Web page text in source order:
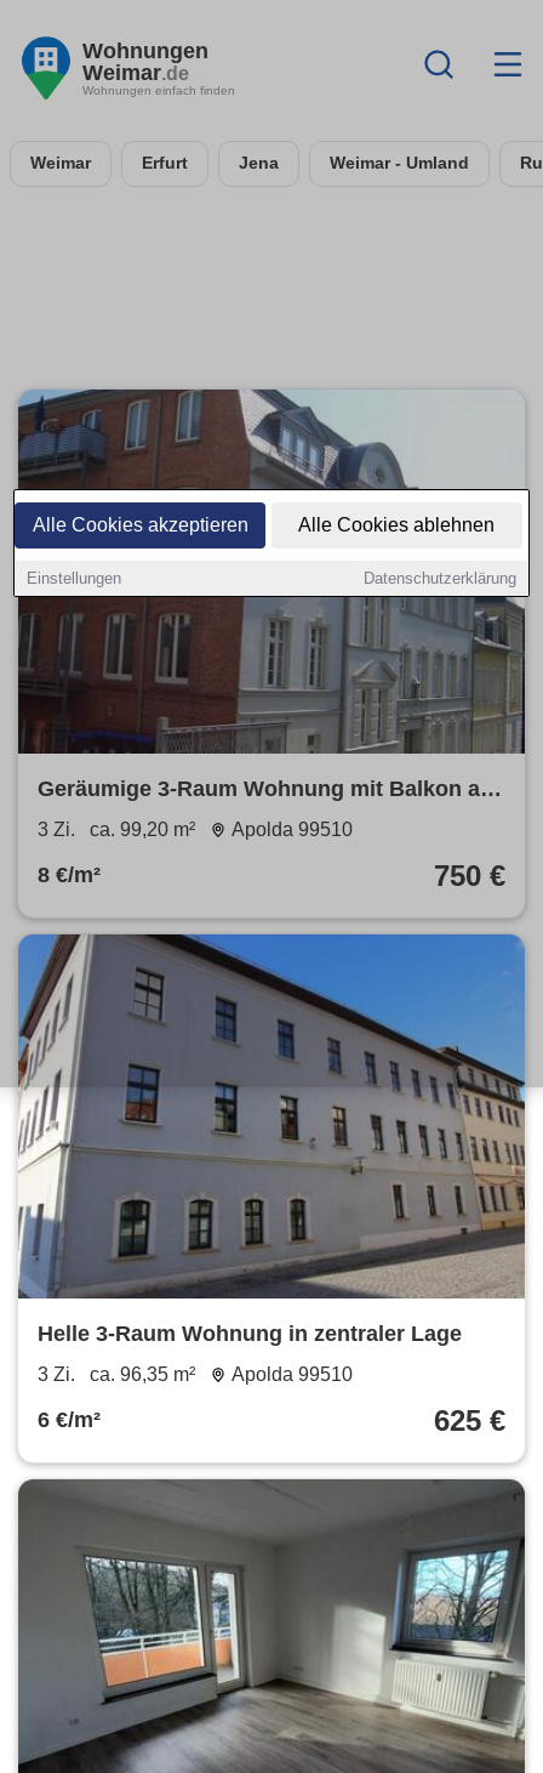
Alle Cookies akzeptieren Alle Cookies ablehnen
Einstellungen Datenschutzerklärung
Wohnungen
Weimar.de
Wohnungen einfach finden
Weimar Erfurt Jena Weimar - Umland
Geräumige 3-Raum Wohnung mit Balkon an
der Herressener Promenade
3 Zi. ca. 99,20 m² Apolda 99510
8 €/m² 750 €
Helle 3-Raum Wohnung in zentraler Lage
3 Zi. ca. 96,35 m² Apolda 99510
6 €/m² 625 €